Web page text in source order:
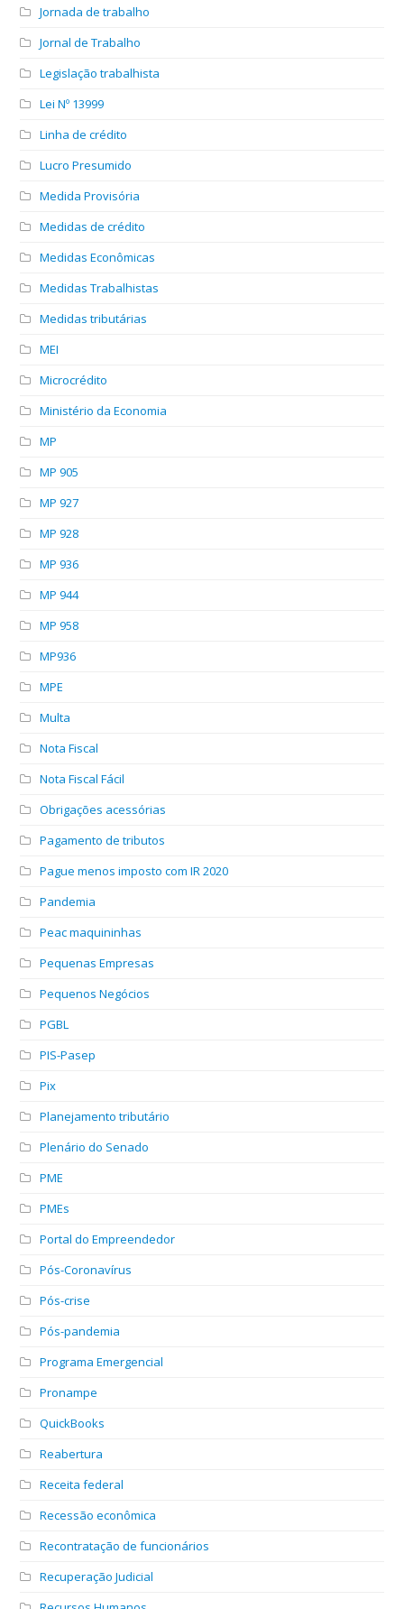
Jornada de trabalho
Jornal de Trabalho
Legislação trabalhista
Lei Nº 13999
Linha de crédito
Lucro Presumido
Medida Provisória
Medidas de crédito
Medidas Econômicas
Medidas Trabalhistas
Medidas tributárias
MEI
Microcrédito
Ministério da Economia
MP
MP 905
MP 927
MP 928
MP 936
MP 944
MP 958
MP936
MPE
Multa
Nota Fiscal
Nota Fiscal Fácil
Obrigações acessórias
Pagamento de tributos
Pague menos imposto com IR 2020
Pandemia
Peac maquininhas
Pequenas Empresas
Pequenos Negócios
PGBL
PIS-Pasep
Pix
Planejamento tributário
Plenário do Senado
PME
PMEs
Portal do Empreendedor
Pós-Coronavírus
Pós-crise
Pós-pandemia
Programa Emergencial
Pronampe
QuickBooks
Reabertura
Receita federal
Recessão econômica
Recontratação de funcionários
Recuperação Judicial